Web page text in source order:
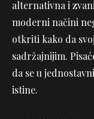
alternativna i
moderni načini
otkriti kako da
sadržajnijim.
da se u
istine.